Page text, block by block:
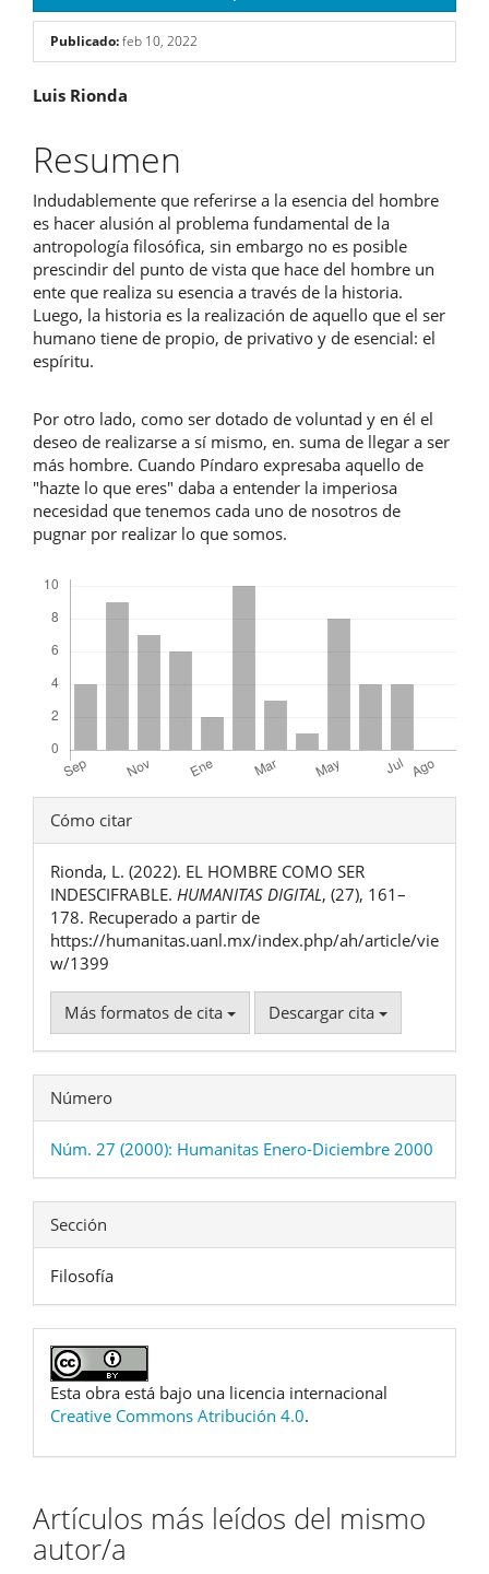
Publicado:feb 10, 2022
Contenido
principal
del
artículo
Luis Rionda
Resumen
Indudablemente que referirse a la esencia del hombre
es hacer alusión al problema fundamental de la
antropología filosófica, sin embargo no es posible
prescindir del punto de vista que hace del hombre un
ente que realiza su esencia a través de la historia.
Luego, la historia es la realización de aquello que el ser
humano tiene de propio, de privativo y de esencial: el
espíritu.
Por otro lado, como ser dotado de voluntad y en él el
deseo de realizarse a sí mismo, en. suma de llegar a ser
más hombre. Cuando Píndaro expresaba aquello de
"hazte lo que eres" daba a entender la imperiosa
necesidad que tenemos cada uno de nosotros de
pugnar por realizar lo que somos.
Detalles
del
artículo
Cómo citar
Rionda, L. (2022). EL HOMBRE COMO SER
INDESCIFRABLE. HUMANITAS DIGITAL, (27), 161–
178. Recuperado a partir de
https://humanitas.uanl.mx/index.php/ah/article/vie
w/1399
Más formatos de cita Descargar cita
Número
Núm. 27 (2000): Humanitas Enero-Diciembre 2000
Sección
Filosofía
Esta obra está bajo una licencia internacional
Creative Commons Atribución 4.0.
Artículos más leídos del mismo
autor/a